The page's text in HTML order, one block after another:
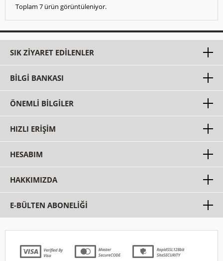
Toplam 7 ürün görüntüleniyor.
SIK ZIYARET EDILENLER
BILGI BANKASI
ÖNEMLI BILGILER
HIZLI ERIŞIM
HESABIM
HAKKIMIZDA
E-BÜLTEN ABONELİĞİ